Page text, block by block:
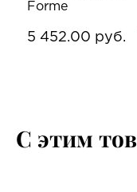
Forme
5 452.00 руб.
С этим